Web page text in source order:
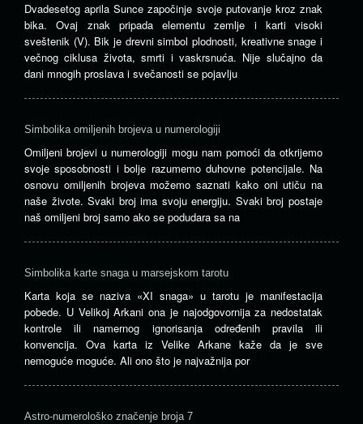
Dvadesetog aprila Sunce započinje svoje putovanje kroz znak
bika. Ovaj znak pripada elementu zemlje i karti visoki
sveštenik (V). Bik je drevni simbol plodnosti, kreativne snage i
večnog ciklusa života, smrti i vaskrsnuća. Nije slučajno da
dani mnogih proslava i svečanosti se pojavlju
Simbolika omiljenih brojeva u numerologiji
Omiljeni brojevi u numerologiji mogu nam pomoći da otkrijemo
svoje sposobnosti i bolje razumemo duhovne potencijale. Na
osnovu omiljenih brojeva možemo saznati kako oni utiču na
naše živote. Svaki broj ima svoju energiju. Svaki broj postaje
naš omiljeni broj samo ako se podudara sa na
Simbolika karte snaga u marsejskom tarotu
Karta koja se naziva «XI snaga» u tarotu je manifestacija
pobede. U Velikoj Arkani ona je najodgovornija za nedostatak
kontrole ili namernog ignorisanja određenih pravila ili
konvencija. Ova karta iz Velike Arkane kaže da je sve
nemoguće moguće. Ali ono što je najvažnija por
Astro-numerološko značenje broja 7